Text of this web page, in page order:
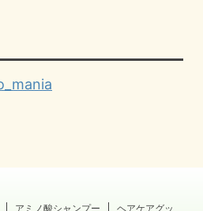
アミノ酸シャンプー ヘアケアグッ